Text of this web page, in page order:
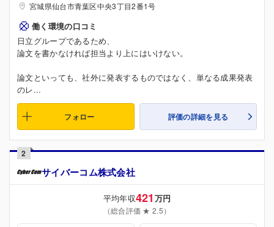
宮城県仙台市青葉区中央3丁目2番1号
働く環境の口コミ
日立グループであるため、
論文を書かなければ担当より上にはいけない。
論文といっても、社外に発表するものではなく、単なる成果発表
のレ...
フォロー 評価の詳細を見る
2
サイバーコム株式会社
平均年収421 万円
（総合評価 ★ 2.5）